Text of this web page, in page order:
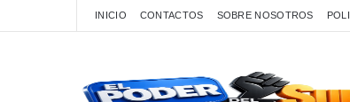
INICIO CONTACTOS SOBRE NOSOTROS